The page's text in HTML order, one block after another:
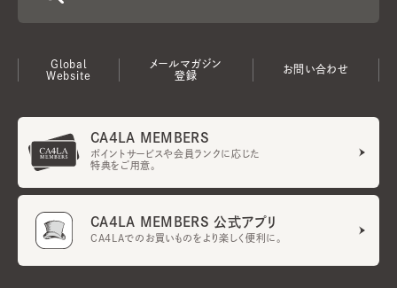
Global
Website
メールマガジン
登録
お問い合わせ
CA4LA MEMBERS
ポイントサービスや会員ランクに応じた
特典をご用意。
CA4LA MEMBERS 公式アプリ
CA4LAでのお買いものをより楽しく便利に。